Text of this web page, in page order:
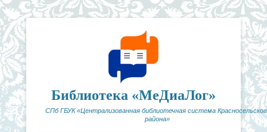
Библиотека «МеДиаЛог»
СПб ГБУК «Централизованная библиотечная система
района»